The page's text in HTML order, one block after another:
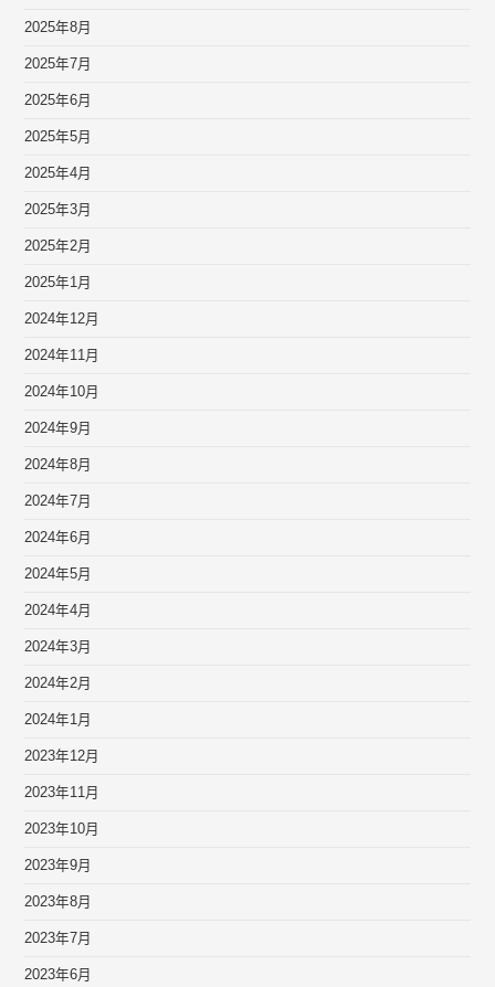
2025年8月
2025年7月
2025年6月
2025年5月
2025年4月
2025年3月
2025年2月
2025年1月
2024年12月
2024年11月
2024年10月
2024年9月
2024年8月
2024年7月
2024年6月
2024年5月
2024年4月
2024年3月
2024年2月
2024年1月
2023年12月
2023年11月
2023年10月
2023年9月
2023年8月
2023年7月
2023年6月